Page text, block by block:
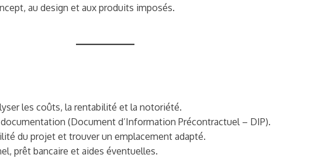
au design et aux produits imposés.
les coûts, la rentabilité et la notoriété.
(Document d’Information Précontractuel – DIP).
du projet et trouver un emplacement adapté.
prêt bancaire et aides éventuelles.